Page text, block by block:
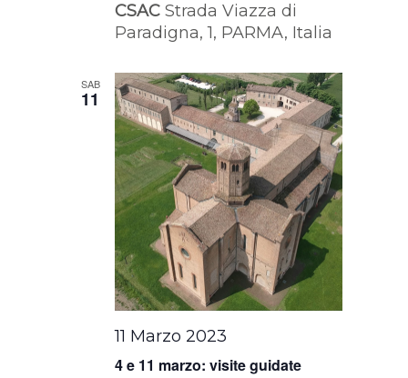
CSACStrada Viazza di
Paradigna, 1, PARMA, Italia
SAB
11
4 e 11 marzo: visite guidate
11 Marzo 2023